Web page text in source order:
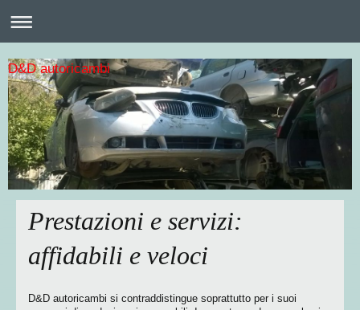
D&D autoricambi
Prestazioni e servizi:
affidabili e veloci
D&D autoricambi si contraddistingue soprattutto per i suoi